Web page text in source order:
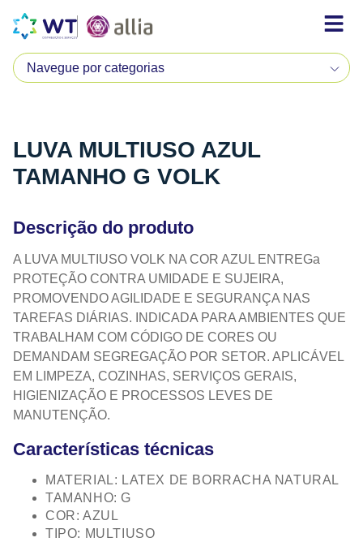
LUVA MULTIUSO AZUL
TAMANHO G VOLK
Descrição do produto
A LUVA MULTIUSO VOLK NA COR AZUL ENTREGa
PROTEÇÃO CONTRA UMIDADE E SUJEIRA,
PROMOVENDO AGILIDADE E SEGURANÇA NAS
TAREFAS DIÁRIAS. INDICADA PARA AMBIENTES QUE
TRABALHAM COM CÓDIGO DE CORES OU
DEMANDAM SEGREGAÇÃO POR SETOR. APLICÁVEL
EM LIMPEZA, COZINHAS, SERVIÇOS GERAIS,
HIGIENIZAÇÃO E PROCESSOS LEVES DE
MANUTENÇÃO.
Características técnicas
MATERIAL: LATEX DE BORRACHA NATURAL
TAMANHO: G
COR: AZUL
TIPO: MULTIUSO